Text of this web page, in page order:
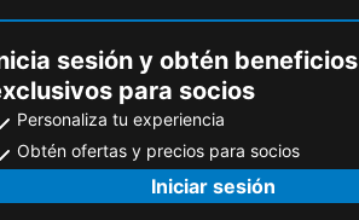
sesión y obtén beneficios
para socios
Personaliza tu experiencia
Obtén ofertas y precios para socios
Iniciar sesión